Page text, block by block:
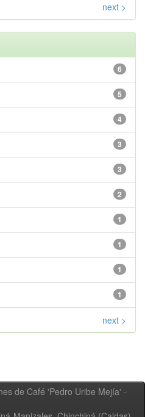
next >
6
5
4
3
3
2
1
1
1
1
next >
de Café 'Pedro Uribe Mejía' -